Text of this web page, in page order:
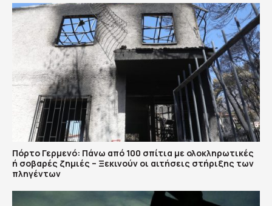
Πόρτο Γερμενό: Πάνω από 100 σπίτια με ολοκληρωτικές
ή σοβαρές ζημιές – Ξεκινούν οι αιτήσεις στήριξης των
πληγέντων